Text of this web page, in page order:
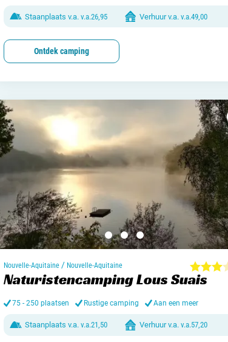
Staanplaats v.a. v.a.26,95 Verhuur v.a. v.a.49,00
Ontdek camping
Nouvelle-Aquitaine / Nouvelle-Aquitaine
Naturistencamping Lous Suais
75 - 250 plaatsen Rustige camping Aan een meer
Staanplaats v.a. v.a.21,50 Verhuur v.a. v.a.57,20